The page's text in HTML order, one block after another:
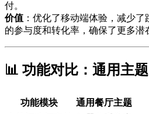
付。
价值 ：优化了移动端体验，减少
的参与度和转化率，确保了更多潜
📊 功能对比：通用主
功能模块 通用餐厅主题